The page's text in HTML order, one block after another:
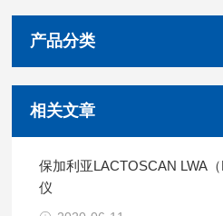
产品分类
相关文章
保加利亚LACTOSCAN LWA
仪